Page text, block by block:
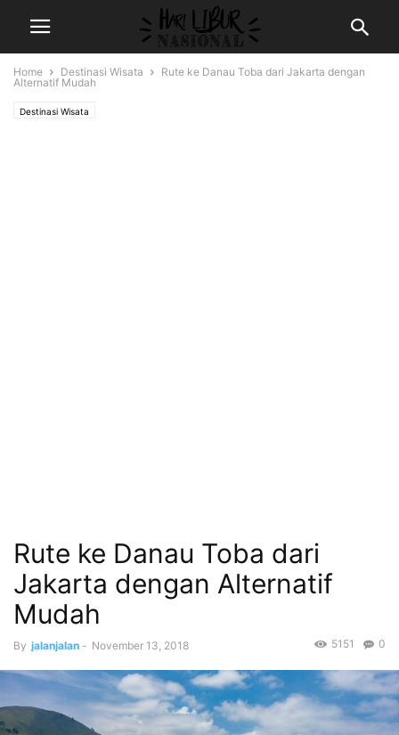
Home Destinasi Wisata
Rute ke Danau Toba dari Jakarta dengan
Alternatif Mudah
Destinasi Wisata
Rute ke Danau Toba dari
Jakarta dengan Alternatif
Mudah
By jalanjalan - November 13, 2018 0
5151